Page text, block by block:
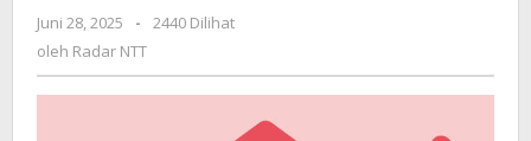
Puisi
Juni 28, 2025
oleh
Radar
-
2440 Dilihat
oleh Radar NTT